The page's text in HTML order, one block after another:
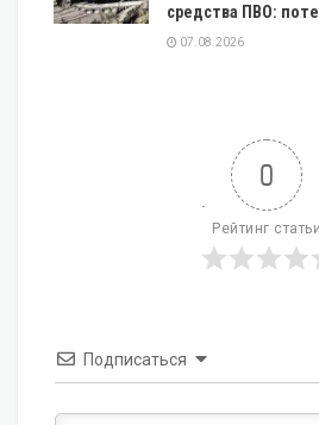
средства ПВО:
07.08.2026
0
Рейтинг статьи
Подписаться